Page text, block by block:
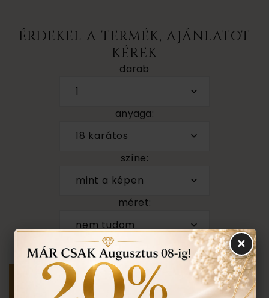
ÉRDEKEL A TERMÉK, AJÁNLATOT
KÉREK
darab
1
anyaga:
18 karátos
színe:
mint a képen
méret:
nem tudom
×